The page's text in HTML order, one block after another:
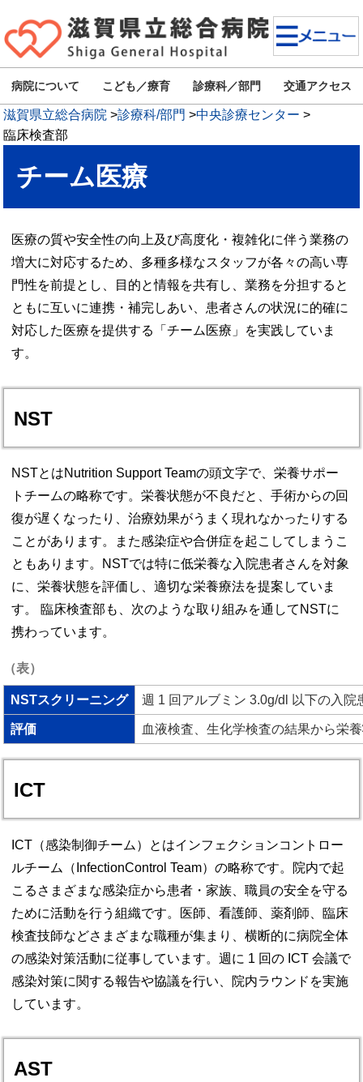
病院について こども／療育 診療科／部門 交通アクセス
滋賀県立総合病院 >診療科/部門 >中央診療センター >
臨床検査部
チーム医療
医療の質や安全性の向上及び高度化・複雑化に伴う業務の
増大に対応するため、多種多様なスタッフが各々の高い専
門性を前提とし、目的と情報を共有し、業務を分担すると
ともに互いに連携・補完しあい、患者さんの状況に的確に
対応した医療を提供する「チーム医療」を実践していま
す。
NST
NSTとはNutrition Support Teamの頭文字で、栄養サポー
トチームの略称です。栄養状態が不良だと、手術からの回
復が遅くなったり、治療効果がうまく現れなかったりする
ことがあります。また感染症や合併症を起こしてしまうこ
ともあります。NSTでは特に低栄養な入院患者さんを対象
に、栄養状態を評価し、適切な栄養療法を提案していま
す。 臨床検査部も、次のような取り組みを通してNSTに
携わっています。
（表）
NSTスクリーニング 週 1 回アルブミン 3.0g/dl 以下の入
評価 血液検査、生化学検査の結果から栄
ICT
ICT（感染制御チーム）とはインフェクションコントロー
ルチーム（InfectionControl Team）の略称です。院内で起
こるさまざまな感染症から患者・家族、職員の安全を守る
ために活動を行う組織です。医師、看護師、薬剤師、臨床
検査技師などさまざまな職種が集まり、横断的に病院全体
の感染対策活動に従事しています。週に 1 回の ICT 会議で
感染対策に関する報告や協議を行い、院内ラウンドを実施
しています。
AST